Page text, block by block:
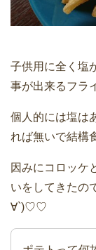
子供用に全く塩
事が出来るフラ
個人的には塩は
れば無いで結構
因みにコロッケ
いをしてきたの
∀`)♡♡